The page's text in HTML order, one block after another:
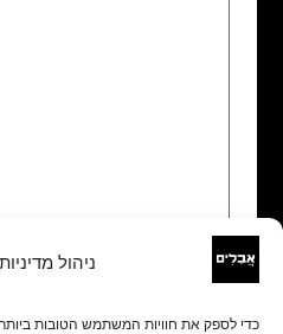
ניהול
כדי לספק את חוויות המשתמש הטובות
שם